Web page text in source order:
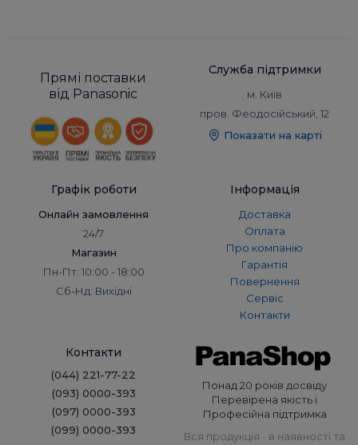
Прямі поставки
від Panasonic
Служба підтримки
м. Київ
пров. Феодосійський, 12
Показати на карті
Графік роботи
Онлайн замовлення
24/7
Магазин
Пн-Пт: 10:00 - 18:00
Сб-Нд: Вихідні
Інформація
Доставка
Оплата
Про компанію
Гарантія
Повернення
Сервіс
Контакти
Контакти
(044) 221-77-22
(093) 0000-393
(097) 0000-393
(099) 0000-393
Понад 20 років досвіду
Перевірена якість і
Професійна підтримка
Вся продукція - в наявності та